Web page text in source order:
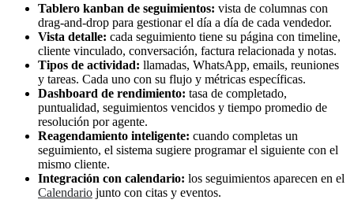
Tablero kanban de seguimientos: vista de columnas con
drag-and-drop para gestionar el día a día de cada vendedor.
Vista detalle: cada seguimiento tiene su página con timeline,
cliente vinculado, conversación, factura relacionada y notas.
Tipos de actividad: llamadas, WhatsApp, emails, reuniones
y tareas. Cada uno con su flujo y métricas específicas.
Dashboard de rendimiento: tasa de completado,
puntualidad, seguimientos vencidos y tiempo promedio de
resolución por agente.
Reagendamiento inteligente: cuando completas un
seguimiento, el sistema sugiere programar el siguiente con el
mismo cliente.
Integración con calendario: los seguimientos aparecen en el
Calendario junto con citas y eventos.